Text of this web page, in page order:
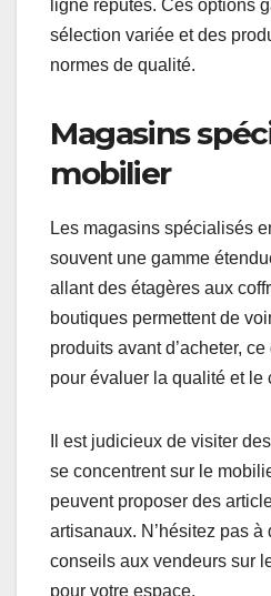
Où acheter
meubles de
en rotin de
Pour acheter des meubles
de qualité, il est conseillé
magasins spécialisés ou
ligne réputés. Ces options
sélection variée et des
Magasins
mobilier
Les magasins spécialisés